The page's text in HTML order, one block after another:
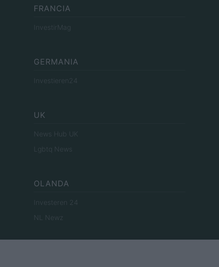
FRANCIA
InvestirMag
GERMANIA
Investieren24
UK
News Hub UK
Lgbtq News
OLANDA
Investeren 24
NL Newz